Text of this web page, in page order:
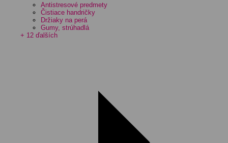
Antistresové predmety
Čistiace handričky
Držiaky na perá
Gumy, strúhadlá
+ 12 ďalších